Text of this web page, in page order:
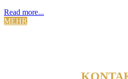
Read more...
MEHR